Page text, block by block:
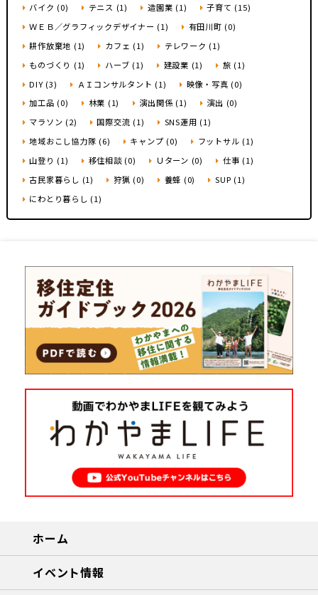
バイク (0)
テニス (1) 造園業 (1)
子育て (15)
ＷＥＢ／グラフィックデザイナー (1)
有田川町 (0)
耕作放棄地 (1)
カフェ (1)
テレワーク (1)
ものづくり (1)
ハーブ (1) 建設業 (1)
旅 (1)
DIY (3)
ＡＩコンサルタント (1)
映像・写真 (0)
加工品 (0)
林業 (1) 演出関係 (1)
演出 (0)
マラソン (2)
国際交流 (1)
SNS運用 (1)
地域おこし協力隊 (6)
キャンプ (0)
フットサル (1)
山登り (1)
移住相談 (0) Ｕターン (0)
仕事 (1)
古民家暮らし (1)
狩猟 (0) 養蜂 (0)
SUP (1)
にわとり暮らし (1)
ホーム
イベント情報